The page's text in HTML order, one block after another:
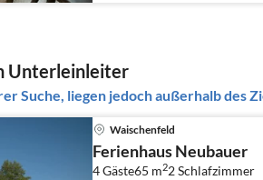
Unterleinleiter
Suche, liegen jedoch außerhalb des
Waischenfeld
Ferienhaus Neubauer
4 Gäste65 m22Schlafzimmer